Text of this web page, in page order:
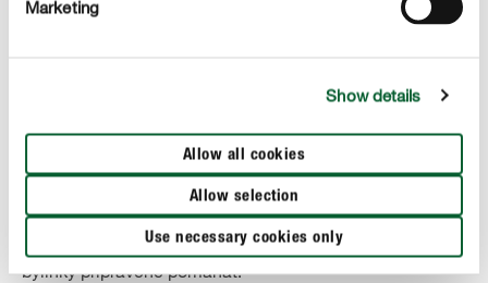
Marketing
Show details
Allow all cookies
Allow selection
Use necessary cookies only
Chladné obdobie na seba často upozorňuje upchatým
nosom a nepríjemným škriabaním v krku. Skôr než však
siahnete po lekárničke, skúste sa najprv poobzerať po
*chytrom spôsobe zotavenia* vo svete byliniek.
Rozmarýn, šalvia, mäta, kamilka a tymián sú super-
bylinky pripravené pomáhať!